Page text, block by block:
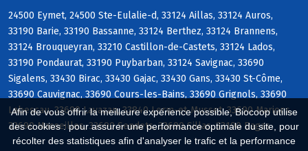
Afin de vous offrir la meilleure expérience possible, Biocoop utilise
des cookies : pour assurer une performance optimale du site, pour
récolter des statistiques afin d'analyser le trafic et la performance
24500 Eymet, 24500 Ste-Eulalie-d, 33124 Aillas, 33124 Auros,
33190 Barie, 33190 Bassanne, 33124 Berthez, 33124 Brannens,
33124 Brouqueyran, 33210 Castillon-de-Castets, 33124 Lados,
33190 Pondaurat, 33190 Puybarban, 33124 Savignac, 33690
Sigalens, 33430 Birac, 33430 Gajac, 33430 Gans, 33430 St-Côme,
33690 Cauvignac, 33690 Cours-les-Bains, 33690 Grignols, 33690
Labescau, 33690 Lavazan, 33840 Lerm-et-Musset, 33690 Marions,
33690 Masseilles, 33690 Sendets, 33690 Sillas, 33190 Bagas